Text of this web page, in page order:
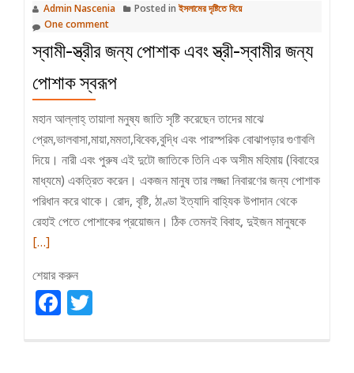
Admin Nascenia Posted in ইসলামের দৃষ্টিতে বিয়ে
One comment
স্বামী-স্ত্রীর জন্য পোশাক এবং স্ত্রী-স্বামীর জন্য
পোশাক স্বরূপ
মহান আল্লাহ্‌ তায়ালা মনুষ্য জাতি সৃষ্টি করেছেন তাদের মাঝে
প্রেম,ভালবাসা,মায়া,মমতা,বিবেক,বুদ্ধি এবং পারস্পরিক বোঝাপড়ার গুণাবলি
দিয়ে। নারী এবং পুরুষ এই দুটো জাতিকে তিনি এক অসীম মহিমায় (বিবাহের
মাধ্যমে) একত্রিত করেন। একজন মানুষ তার লজ্জা নিবারণের জন্য পোশাক
পরিধান করে থাকে। রোদ, বৃষ্টি, ঠাণ্ডা ইত্যাদি বাহ্যিক উপাদান থেকে
রেহাই পেতে পোশাকের প্রয়োজন। ঠিক তেমনই বিবাহ, দুইজন মানুষকেRead
[…]
শেয়ার করুন
Facebook